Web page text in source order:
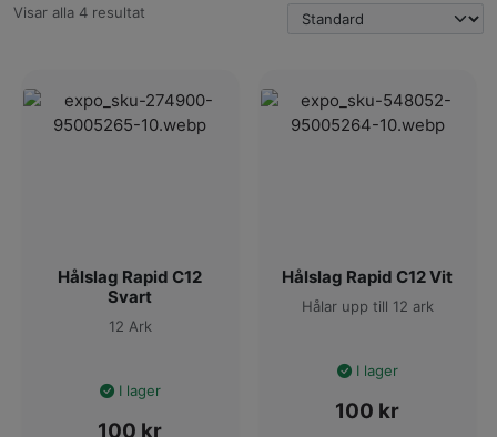
Visar alla 4 resultat
Hålslag Rapid C12
Svart
12 Ark
I lager
100 kr
Hålslag Rapid C12 Vit
Hålar upp till 12 ark
I lager
100 kr